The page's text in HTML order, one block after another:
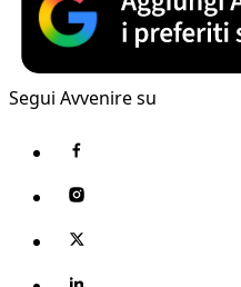
Segui Avvenire su